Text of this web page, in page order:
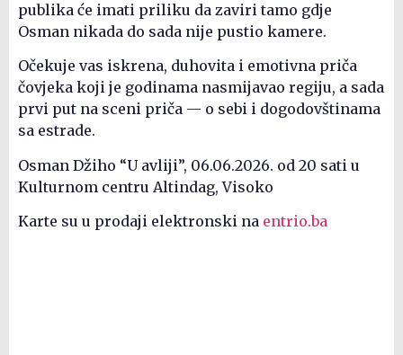
publika će imati priliku da zaviri tamo gdje
Osman nikada do sada nije pustio kamere.
Očekuje vas iskrena, duhovita i emotivna priča
čovjeka koji je godinama nasmijavao regiju, a sada
prvi put na sceni priča — o sebi i dogodovštinama
sa estrade.
Osman Džiho “U avliji”, 06.06.2026. od 20 sati u
Kulturnom centru Altindag, Visoko
Karte su u prodaji elektronski na entrio.ba